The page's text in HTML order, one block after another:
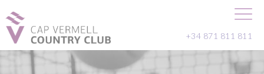
+34 871 811 811